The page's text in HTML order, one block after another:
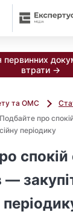
втрати →
та ОМС
Подбайте про
періодику
спокій
—